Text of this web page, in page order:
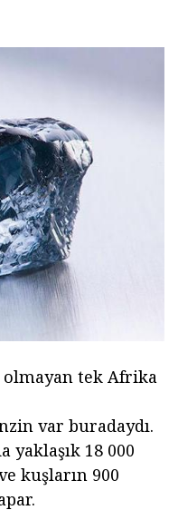
olmayan tek Afrika
var buradaydı.
yaklaşık 18 000
kuşların 900